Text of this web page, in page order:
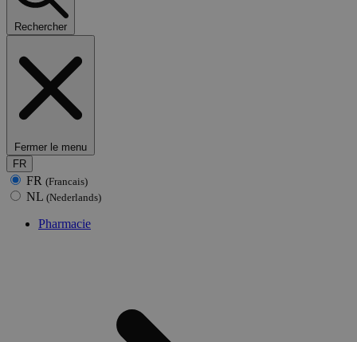
Rechercher
Fermer le menu
FR
FR (Francais)
NL (Nederlands)
Pharmacie